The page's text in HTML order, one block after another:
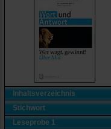
Inhaltsverzeichnis
Stichwort
Leseprobe 1